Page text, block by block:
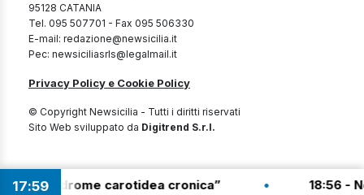
95128 CATANIA
Tel. 095 507701 - Fax 095 506330
E-mail: redazione@newsicilia.it
Pec: newsiciliasrls@legalmail.it
Privacy Policy e Cookie Policy
© Copyright Newsicilia - Tutti i diritti riservati
Sito Web sviluppato da Digitrend S.r.l.
17:59carotidea cronica” • 18:56 - Novità